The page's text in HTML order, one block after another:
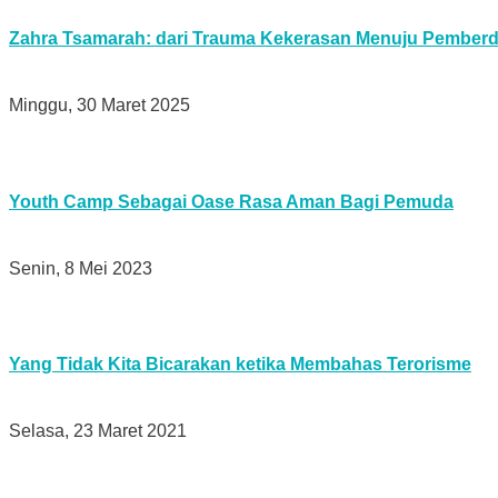
Zahra Tsamarah: dari Trauma Kekerasan Menuju
Minggu, 30 Maret 2025
Youth Camp Sebagai Oase Rasa Aman Bagi Pemuda
Senin, 8 Mei 2023
Yang Tidak Kita Bicarakan ketika Membahas Terorisme
Selasa, 23 Maret 2021